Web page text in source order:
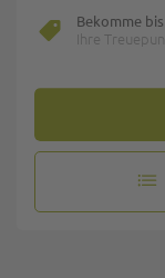
Bekomme
Ihre